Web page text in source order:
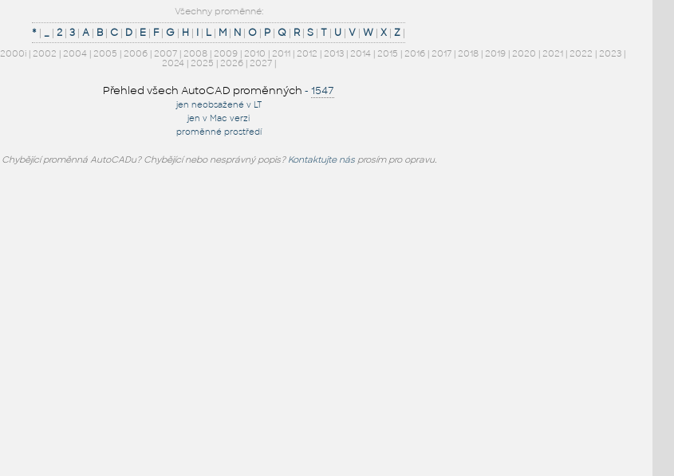
Všechny proměnné:
* | _ |2 |3 |A | B |C | D | E | F|G | H | I | L | M | N |O | P |Q | R |S |T | U |V |W |X |Z |
2000i| 2002 | 2004| 2005 | 2006| 2007| 2008| 2009| 2010 | 2011| 2012 | 2013| 2014| 2015 | 2016| 2017| 2018| 2019| 2020 | 2021| 2022 | 2023|
2024| 2025 | 2026| 2027|
Přehled všech AutoCAD proměnných -1547
jen neobsažené v LT
jen v Mac verzi
proměnné prostředí
Chybějící proměnná AutoCADu? Chybějící nebo nesprávný popis? Kontaktujte násprosím pro opravu.